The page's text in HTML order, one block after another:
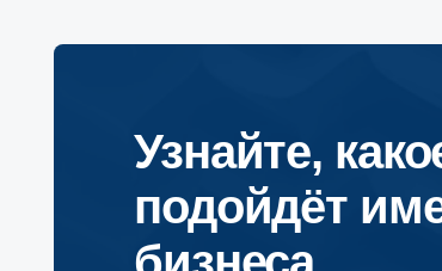
бизнеса
И получите в подарок нашу книгу о том,
как банкротиться правильно и что
необходимо учитывать